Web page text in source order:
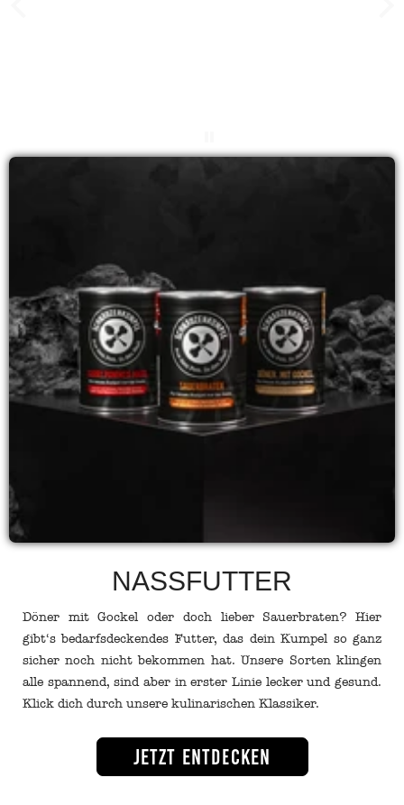
NASSFUTTER
Döner mit Gockel oder doch lieber Sauerbraten? Hier
gibt‘s bedarfsdeckendes Futter, das dein Kumpel so ganz
sicher noch nicht bekommen hat. Unsere Sorten klingen
alle spannend, sind aber in erster Linie lecker und gesund.
Klick dich durch unsere kulinarischen Klassiker.
Jetzt entdecken